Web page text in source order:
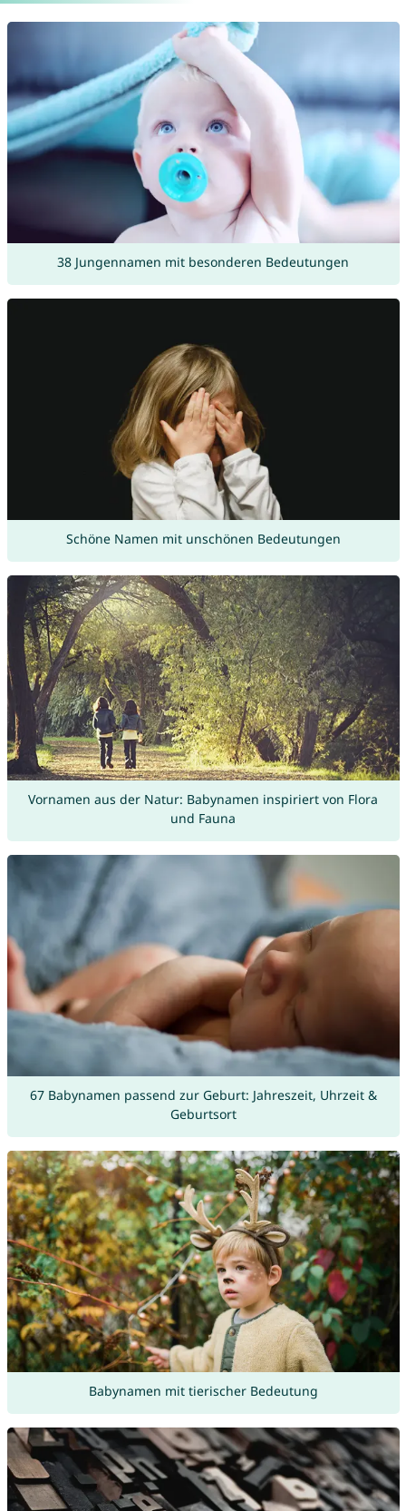
38 Jungennamen mit besonderen Bedeutungen
Schöne Namen mit unschönen Bedeutungen
Vornamen aus der Natur: Babynamen inspiriert von Flora
und Fauna
67 Babynamen passend zur Geburt: Jahreszeit, Uhrzeit &
Geburtsort
Babynamen mit tierischer Bedeutung